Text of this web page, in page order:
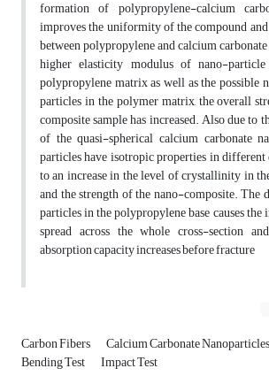
formation of polypropylene-calcium
improves the uniformity of the compound and
between polypropylene and calcium
higher elasticity modulus of nano-
polypropylene matrix as well as the possible
particles in the polymer matrix, the overall
composite sample has increased. Also due to
of the quasi-spherical calcium carbonate
particles have isotropic properties in
to an increase in the level of crystallinity in
and the strength of the nano-composite. The
particles in the polypropylene base causes the
spread across the whole cross-section
absorption capacity increases before fracture
Carbon Fibers Calcium Carbonate Nanoparticles
Bending Test Impact Test